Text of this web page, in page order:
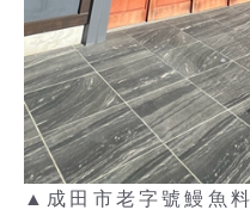
▲成田市老字號鰻魚